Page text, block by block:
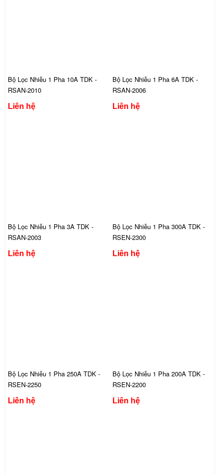
Bộ Lọc Nhiễu 1 Pha 10A TDK -
RSAN-2010
Liên hệ
Bộ Lọc Nhiễu 1 Pha 6A TDK -
RSAN-2006
Liên hệ
Bộ Lọc Nhiễu 1 Pha 3A TDK -
RSAN-2003
Liên hệ
Bộ Lọc Nhiễu 1 Pha 300A TDK -
RSEN-2300
Liên hệ
Bộ Lọc Nhiễu 1 Pha 250A TDK -
RSEN-2250
Liên hệ
Bộ Lọc Nhiễu 1 Pha 200A TDK -
RSEN-2200
Liên hệ